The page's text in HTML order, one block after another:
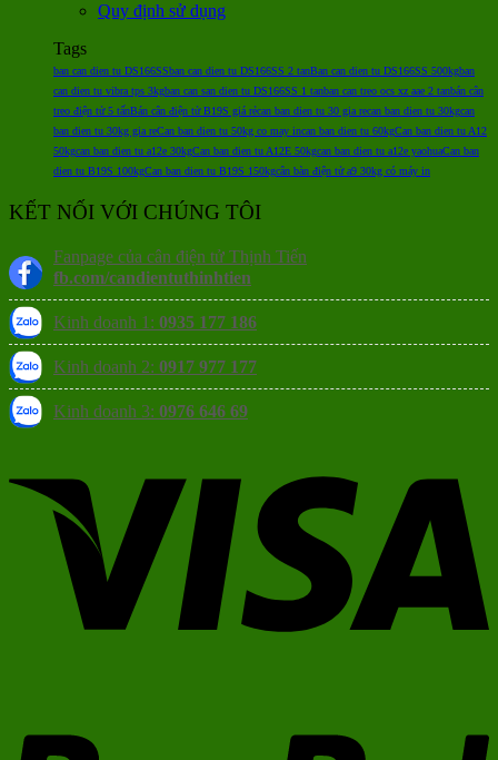
Quy định sử dụng
Tags
ban can dien tu DS166SSban can dien tu DS166SS 2 tanBan can dien tu DS166SS 500kgban
can dien tu vibra tps 3kgban can san dien tu DS166SS 1 tanban can treo ocs xz aae 2 tanbán cân
treo điện tử 5 tấnBán cân điện tử B19S giá rẻcan ban dien tu 30 gia recan ban dien tu 30kgcan
ban dien tu 30kg gia reCan ban dien tu 50kg co may incan ban dien tu 60kgCan ban dien tu A12
50kgcan ban dien tu a12e 30kgCan ban dien tu A12E 50kgcan ban dien tu a12e yaohuaCan ban
dien tu B19S 100kgCan ban dien tu B19S 150kgcân bàn điện tử a9 30kg có máy in
KẾT NỐI VỚI CHÚNG TÔI
Fanpage của cân điện tử Thịnh Tiến
fb.com/candientuthinhtien
Kinh doanh 1: 0935 177 186
Kinh doanh 2: 0917 977 177
Kinh doanh 3: 0976 646 69